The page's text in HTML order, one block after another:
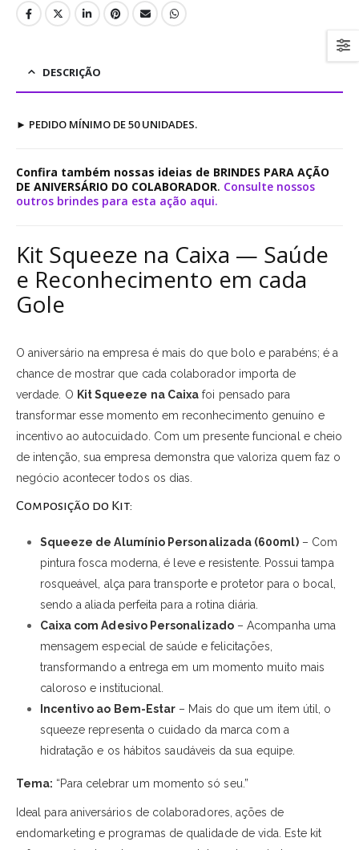
DESCRIÇÃO
► PEDIDO MÍNIMO DE 50 UNIDADES.
Confira também nossas ideias de BRINDES PARA AÇÃO
DE ANIVERSÁRIO DO COLABORADOR. Consulte nossos
outros brindes para esta ação aqui.
Kit Squeeze na Caixa — Saúde
e Reconhecimento em cada
Gole
O aniversário na empresa é mais do que bolo e parabéns; é a
chance de mostrar que cada colaborador importa de
verdade. O Kit Squeeze na Caixa foi pensado para
transformar esse momento em reconhecimento genuíno e
incentivo ao autocuidado. Com um presente funcional e cheio
de intenção, sua empresa demonstra que valoriza quem faz o
negócio acontecer todos os dias.
Composição do Kit:
Squeeze de Alumínio Personalizada (600ml)– Com
pintura fosca moderna, é leve e resistente. Possui tampa
rosqueável, alça para transporte e protetor para o bocal,
sendo a aliada perfeita para a rotina diária.
Caixa com Adesivo Personalizado– Acompanha uma
mensagem especial de saúde e felicitações,
transformando a entrega em um momento muito mais
caloroso e institucional.
Incentivo ao Bem-Estar – Mais do que um item útil, o
squeeze representa o cuidado da marca com a
hidratação e os hábitos saudáveis da sua equipe.
Tema: “Para celebrar um momento só seu.”
Ideal para aniversários de colaboradores, ações de
endomarketing e programas de qualidade de vida. Este kit